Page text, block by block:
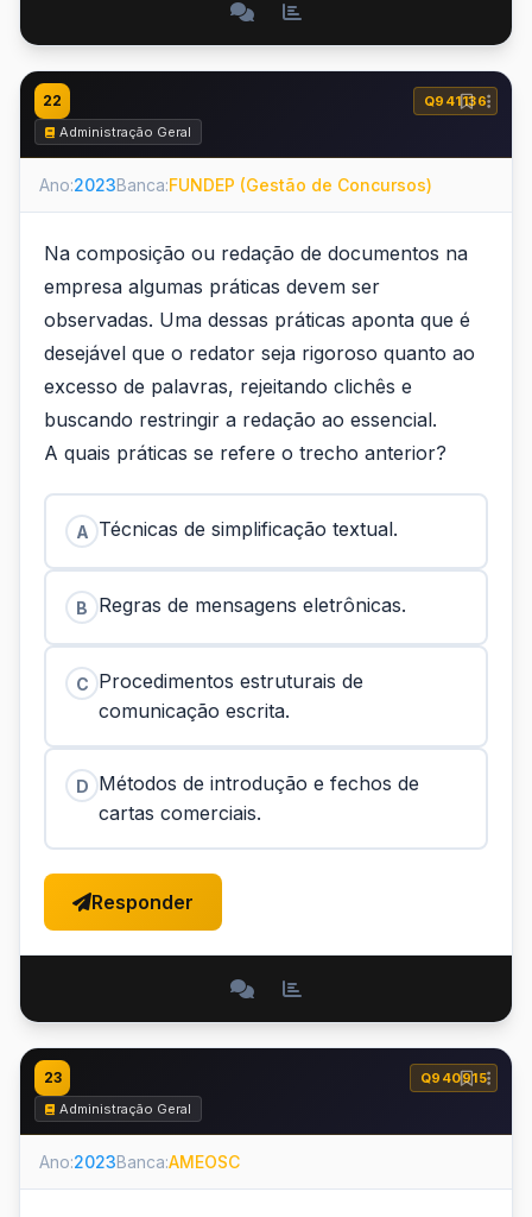
22
Q941136
Administração Geral
Ano:2023Banca:FUNDEP (Gestão de Concursos)
Na composição ou redação de documentos na
empresa algumas práticas devem ser
observadas. Uma dessas práticas aponta que é
desejável que o redator seja rigoroso quanto ao
excesso de palavras, rejeitando clichês e
buscando restringir a redação ao essencial.
A quais práticas se refere o trecho anterior?
A Técnicas de simplificação textual.
B Regras de mensagens eletrônicas.
C Procedimentos estruturais de
comunicação escrita.
D Métodos de introdução e fechos de
cartas comerciais.
Responder
23
Q940915
Administração Geral
Ano:2023Banca:AMEOSC